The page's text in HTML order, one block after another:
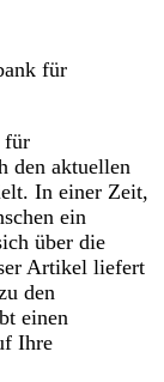
für
den aktuellen
In einer Zeit,
ein
über die
Artikel liefert
den
einen
Ihre